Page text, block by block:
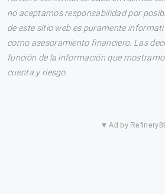
no aceptamos responsabilidad por
de este sitio web es puramente
como asesoramiento financiero. Las
función de la información que
cuenta y riesgo.
▼ Ad by